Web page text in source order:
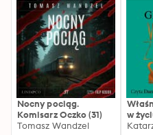
Nocny pociąg.
Komisarz Oczko (31)
Tomasz Wandzel
w